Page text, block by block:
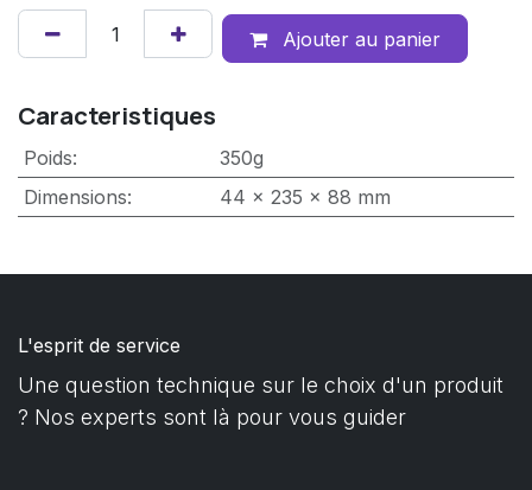
Ajouter au panier
Caracteristiques
Poids:
350g
Dimensions: 44 x 235 x 88 mm
L'esprit de service
Une question technique sur le choix d'un produit
? Nos experts sont là pour vous guider